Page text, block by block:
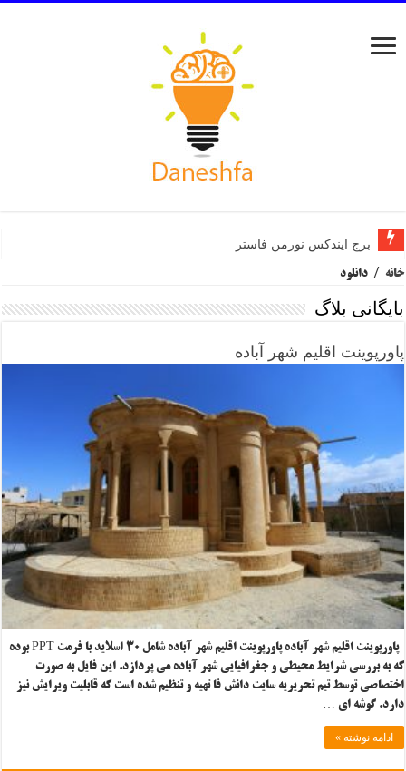
برج ایندکس نورمن فاستر
خانه / دانلود
بایگانی بلاگ
پاورپوینت اقلیم شهر آباده
پاورپوینت اقلیم شهر آباده پاورپوینت اقلیم شهر آباده شامل ۳۰ اسلاید با فرمت PPT بوده
که به بررسی شرایط محیطی و جغرافیایی شهر آباده می پردازد. این فایل به صورت
اختصاصی توسط تیم تحریریه سایت دانش فا تهیه و تنظیم شده است که قابلیت ویرایش نیز
دارد. گوشه ای …
ادامه نوشته »